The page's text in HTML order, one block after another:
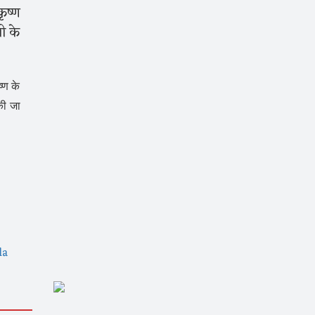
के
के
जा